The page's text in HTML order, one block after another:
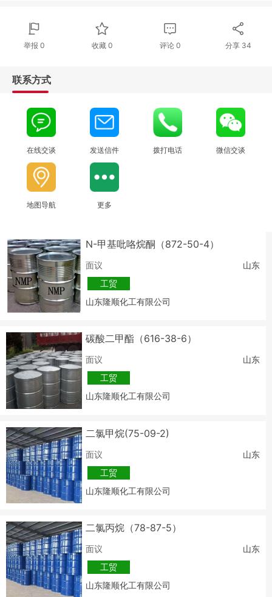
举报 0 收藏 0 评论 0 分享 34
联系方式
在线交谈 发送信件 拨打电话 微信交谈
地图导航 更多
N-甲基吡咯烷酮（872-50-4）
面议
山东
工贸
山东隆顺化工有限公司
碳酸二甲酯（616-38-6）
面议
山东
工贸
山东隆顺化工有限公司
二氯甲烷(75-09-2)
面议
山东
工贸
山东隆顺化工有限公司
二氯丙烷（78-87-5）
面议
山东
工贸
山东隆顺化工有限公司